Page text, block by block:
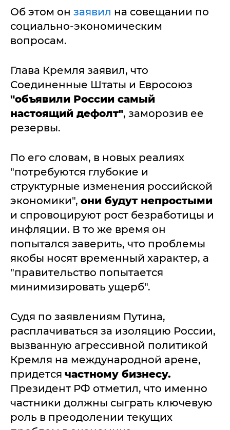
Об этом он заявил на совещании по
социально-экономическим
вопросам.
Глава Кремля заявил, что
Соединенные Штаты и Евросоюз
"объявили России самый
настоящий дефолт", заморозив ее
резервы.
По его словам, в новых реалиях
"потребуются глубокие и
структурные изменения российской
экономики", они будут непростыми
и спровоцируют рост безработицы и
инфляции. В то же время он
попытался заверить, что проблемы
якобы носят временный характер, а
"правительство попытается
минимизировать ущерб".
Судя по заявлениям Путина,
расплачиваться за изоляцию России,
вызванную агрессивной политикой
Кремля на международной арене,
придется частному бизнесу.
Президент РФ отметил, что именно
частники должны сыграть ключевую
роль в преодолении текущих